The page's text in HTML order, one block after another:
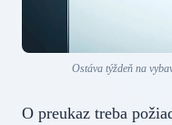
Ostáva týždeň na
O preukaz treba